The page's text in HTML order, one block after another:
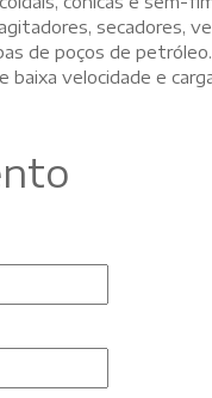
secadores,
de poços de
velocidade e